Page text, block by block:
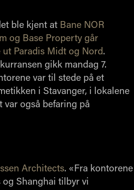
ble kjent at Bane NOR
og Base Property går
ut Paradis Midt og Nord.
gikk mandag 7.
var til stede på et
i Stavanger, i lokalene
var også befaring på
Architects. «Fra kontorene
og Shanghai tilbyr vi